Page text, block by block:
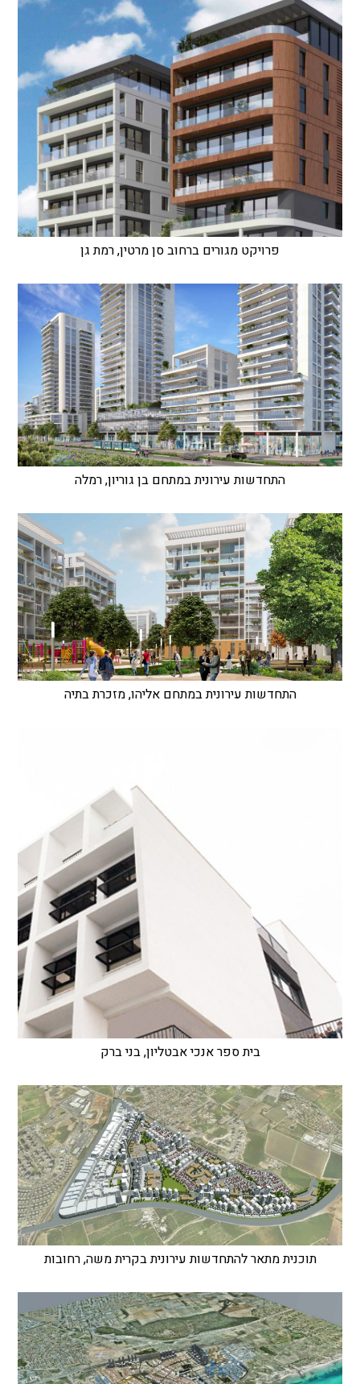
פרויקט מגורים ברחוב סן מרטין, רמת גן
התחדשות עירונית במתחם בן גוריון, רמלה
התחדשות עירונית במתחם אליהו, מזכרת בתיה
בית ספר אנכי אבטליון, בני ברק
תוכנית מתאר להתחדשות עירונית בקרית משה, רחובות